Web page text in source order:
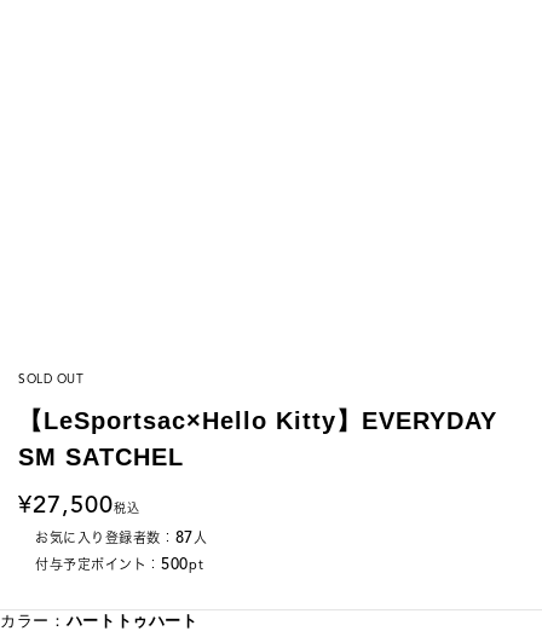
SOLD OUT
【LeSportsac×Hello Kitty】EVERYDAY
SM SATCHEL
27,500税込
お気に入り登録者数： 87人
付与予定ポイント： 500pt
カラー： ハートトゥハート